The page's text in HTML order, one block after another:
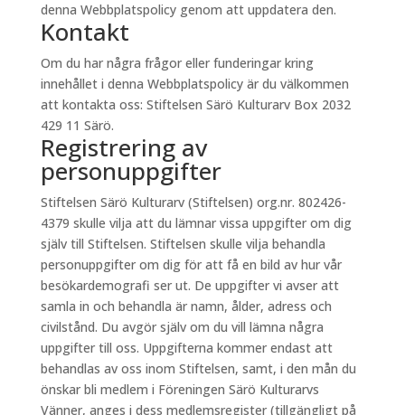
denna Webbplatspolicy genom att uppdatera den.
Kontakt
Om du har några frågor eller funderingar kring
innehållet i denna Webbplatspolicy är du välkommen
att kontakta oss: Stiftelsen Särö Kulturarv Box 2032
429 11 Särö.
Registrering av
personuppgifter
Stiftelsen Särö Kulturarv (Stiftelsen) org.nr. 802426-
4379 skulle vilja att du lämnar vissa uppgifter om dig
själv till Stiftelsen. Stiftelsen skulle vilja behandla
personuppgifter om dig för att få en bild av hur vår
besökardemografi ser ut. De uppgifter vi avser att
samla in och behandla är namn, ålder, adress och
civilstånd. Du avgör själv om du vill lämna några
uppgifter till oss. Uppgifterna kommer endast att
behandlas av oss inom Stiftelsen, samt, i den mån du
önskar bli medlem i Föreningen Särö Kulturarvs
Vänner, anges i dess medlemsregister (tillgängligt på